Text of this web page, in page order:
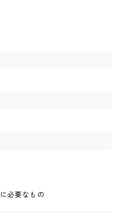
必要なもの